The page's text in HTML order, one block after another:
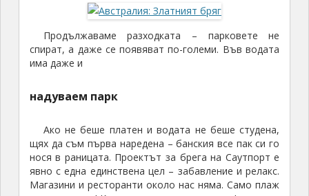
Продължаваме разходката – парковете не
спират, а даже се появяват по-големи. Във водата
има даже и
надуваем парк
Ако не беше платен и водата не беше студена,
щях да съм първа наредена – банския все пак си го
нося в раницата. Проектът за брега на Саутпорт е
явно с една единствена цел – забавление и релакс.
Магазини и ресторанти около нас няма. Само плаж